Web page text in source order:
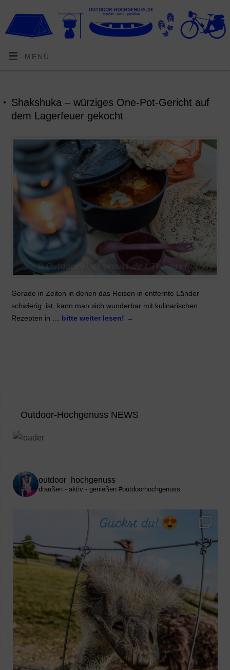
MENÜ
Shakshuka – würziges One-Pot-Gericht auf
dem Lagerfeuer gekocht
Gerade in Zeiten in denen das Reisen in entfernte Länder
schwierig ist, kann man sich wunderbar mit kulinarischen
Rezepten in … bitte weiter lesen! →
Outdoor-Hochgenuss NEWS
outdoor_hochgenuss
draußen - aktiv - genießen #outdoorhochgenuss